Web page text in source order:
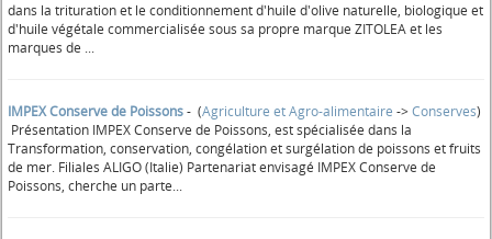
dans la trituration et le conditionnement d'huile d'olive naturelle, biologique et
d'huile végétale commercialisée sous sa propre marque ZITOLEA et les
marques de ...
IMPEX Conserve de Poissons- (Agriculture et Agro-alimentaire ->Conserves)
Présentation IMPEX Conserve de Poissons, est spécialisée dans la
Transformation, conservation, congélation et surgélation de poissons et fruits
de mer. Filiales ALIGO (Italie) Partenariat envisagé IMPEX Conserve de
Poissons, cherche un parte...